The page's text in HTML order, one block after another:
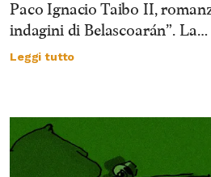
Paco Ignacio Taibo II,
indagini di Belascoarán”. La…
Leggi tutto